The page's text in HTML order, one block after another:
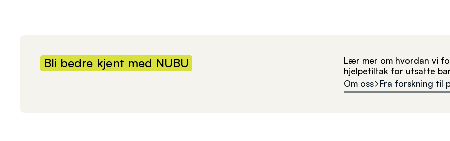
Bli bedre kjent med NUBU
Lær mer om hvordan vi
hjelpetiltak for utsatte
Om oss
Fra forskning til